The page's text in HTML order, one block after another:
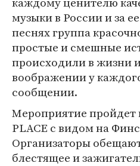
музыки в России и за
песнях группа
простые и смешные
происходили в жизни
воображении у
сообщении.
Мероприятие пройдет
PLACE с видом на
Организаторы
блестящее и